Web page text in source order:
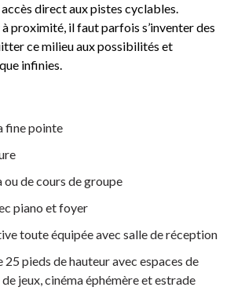
direct aux pistes cyclables.
proximité, il faut parfois s’inventer des
ce milieu aux possibilités et
infinies.
fine pointe
ou de cours de groupe
piano et foyer
toute équipée avec salle de réception
25 pieds de hauteur avec espaces de
jeux, cinéma éphémère et estrade